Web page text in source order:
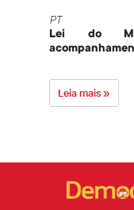
PT
Lei do
Leia mais »